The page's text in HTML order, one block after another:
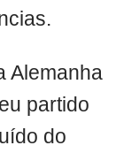
Alemanha
partido
do